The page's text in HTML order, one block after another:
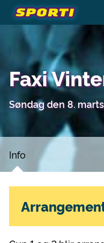
Faxi
Søndag den 8.
Info